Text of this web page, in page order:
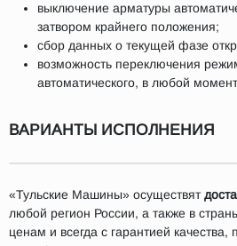
выключение арматуры
затвором крайнего положения;
сбор данных о текущей фазе
возможность переключения
автоматического, в любой
ВАРИАНТЫ ИСПОЛНЕНИЯ
«Тульские Машины» осуществят
любой регион России, а также в
ценам и всегда с гарантией качества,